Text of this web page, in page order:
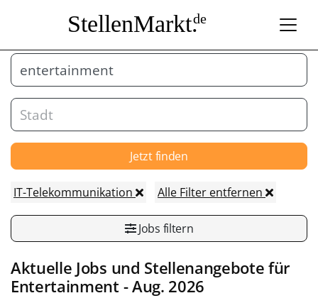
StellenMarkt.de
Jetzt finden
IT-Telekommunikation Alle Filter entfernen
Jobs filtern
Aktuelle Jobs und Stellenangebote für
Entertainment - Aug. 2026